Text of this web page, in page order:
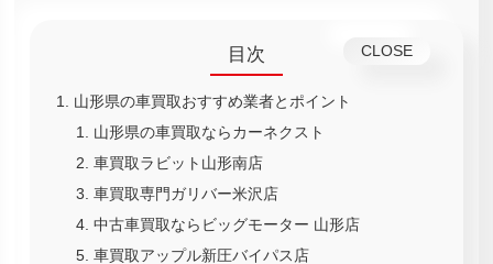
目次
山形県の車買取おすすめ業者とポイント
山形県の車買取ならカーネクスト
車買取ラビット山形南店
車買取専門ガリバー米沢店
中古車買取ならビッグモーター 山形店
車買取アップル新圧バイパス店